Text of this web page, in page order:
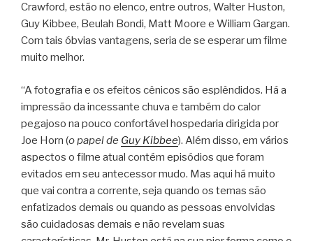
Crawford, estão no elenco, entre outros, Walter Huston,
Guy Kibbee, Beulah Bondi, Matt Moore e William Gargan.
Com tais óbvias vantagens, seria de se esperar um filme
muito melhor.
“A fotografia e os efeitos cênicos são esplêndidos. Há a
impressão da incessante chuva e também do calor
pegajoso na pouco confortável hospedaria dirigida por
Joe Horn (o papel de Guy Kibbee). Além disso, em vários
aspectos o filme atual contém episódios que foram
evitados em seu antecessor mudo. Mas aqui há muito
que vai contra a corrente, seja quando os temas são
enfatizados demais ou quando as pessoas envolvidas
são cuidadosas demais e não revelam suas